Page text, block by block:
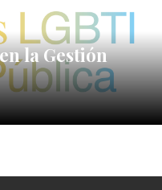
la Gestión